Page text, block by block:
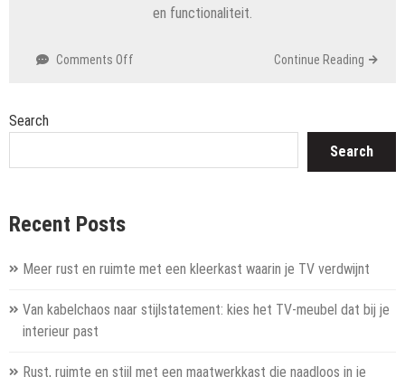
en functionaliteit.
Comments Off
een
interieur
materialen
Continue Reading
Search
Search
Recent Posts
Meer rust en ruimte met een kleerkast waarin je TV verdwijnt
Van kabelchaos naar stijlstatement: kies het TV-meubel dat bij je
interieur past
Rust, ruimte en stijl met een maatwerkkast die naadloos in je